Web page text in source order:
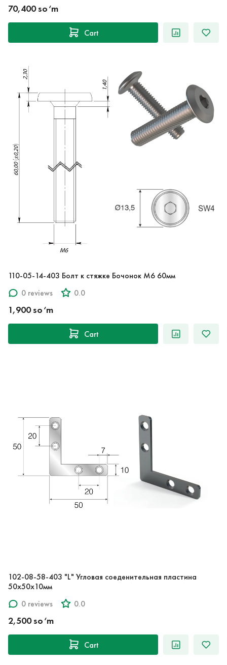
70,400 so‘m
Cart
110-05-14-403 Болт к стяжке Бочонок M6 60мм
0 reviews
0.0
1,900 so‘m
Cart
102-08-58-403 "L" Угловая соеденительная пластина
50х50х10мм
0 reviews
0.0
2,500 so‘m
Cart